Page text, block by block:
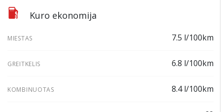
Kuro ekonomija
MIESTAS 7.5 l/100km
GREITKELIS 6.8 l/100km
KOMBINUOTAS 8.4 l/100km